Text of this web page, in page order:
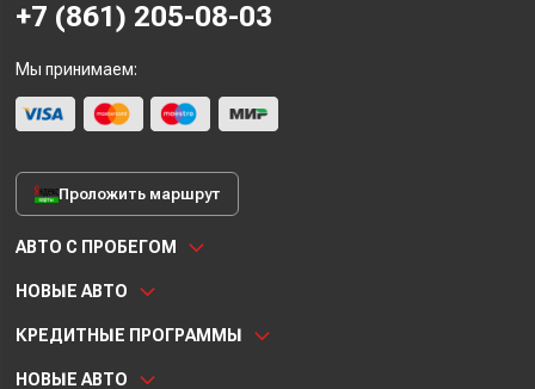
+7 (861) 205-08-03
Мы принимаем:
Проложить маршрут
АВТО С ПРОБЕГОМ
НОВЫЕ АВТО
КРЕДИТНЫЕ ПРОГРАММЫ
НОВЫЕ АВТО